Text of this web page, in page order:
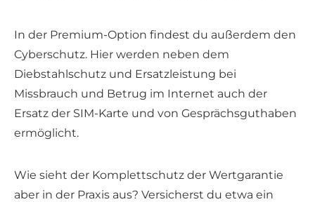
In der Premium-Option findest du außerdem den
Cyberschutz. Hier werden neben dem
Diebstahlschutz und Ersatzleistung bei
Missbrauch und Betrug im Internet auch der
Ersatz der SIM-Karte und von Gesprächsguthaben
ermöglicht.
Wie sieht der Komplettschutz der Wertgarantie
aber in der Praxis aus? Versicherst du etwa ein